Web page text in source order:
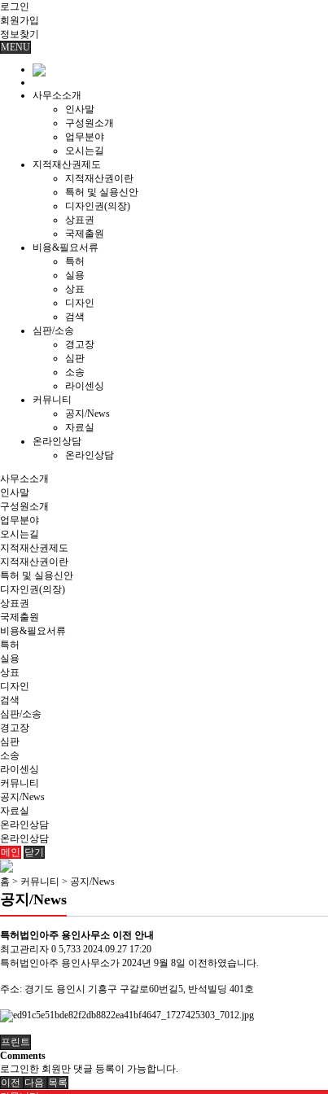
로그인
회원 가입
정보찾기
MENU
사무소소개
인사말
구성원소개
업무분야
오시는길
지적재산권제도
지적재산권이란
특허 및 실용신안
디자인권(의장)
상표권
국제출원
비용&필요서류
특허
실용
상표
디자인
검색
심판/소송
경고장
심판
소송
라이센싱
커뮤니티
공지/News
자료실
온라인상담
온라인상담
사무소소개
인사말
구성원소개
업무분야
오시는길
지적재산권제도
지적재산권이란
특허 및 실용신안
디자인권(의장)
상표권
국제출원
비용&필요서류
특허
실용
상표
디자인
검색
심판/소송
경고장
심판
소송
라이센싱
커뮤니티
공지/News
자료실
온라인상담
온라인상담
메인 닫기
홈 > 커뮤니티 > 공지/News
공지/News
특허법인아주 용인사무소 이전 안내
최고관리자 0 5,733 2024.09.27 17:20
특허법인아주 용인사무소가 2024년 9월 8일 이전하였습니다.
주소: 경기도 용인시 기흥구 구갈로60번길5, 반석빌딩 401호
프린트
Comments
로그인한 회원만 댓글 등록이 가능합니다.
이전 다음 목록